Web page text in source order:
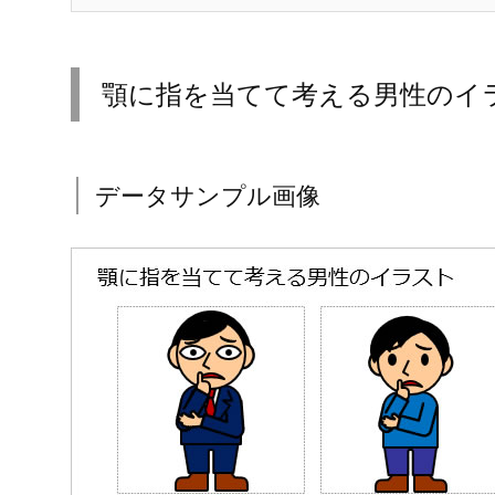
顎に指を当てて考える男性のイ
データサンプル画像